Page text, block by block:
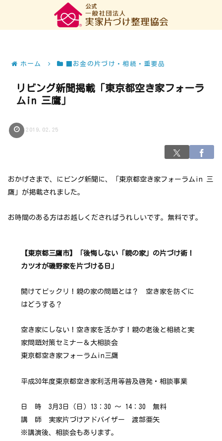
ホーム ■お金の片づけ・相続・重要品
リビング新聞掲載「東京都空き家フォーラ
ムin 三鷹」
2019.02.25
おかげさまで、にビング新聞に、「東京都空き家フォーラムin 三
鷹」が掲載されました。
お時間のある方はお越しくださればうれしいです。無料です。
【東京都三鷹市】「後悔しない「親の家」の片づけ術！
カツオが磯野家を片づける日」
開けてビックリ！親の家の問題とは？ 空き家を防ぐに
はどうする？
空き家にしない！空き家を活かす！親の老後と相続と実
家問題対策セミナー＆大相談会
東京都空き家フォーラムin三鷹
平成30年度東京都空き家利活用等普及啓発・相談事業
日 時 3月3日（日）13：30 ～ 14：30 無料
講 師 実家片づけアドバイザー 渡部亜矢
※講演後、相談会もあります。